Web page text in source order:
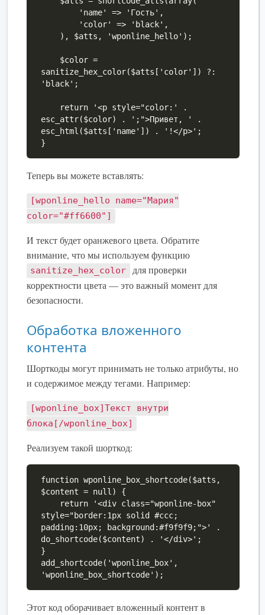
sanitize_hex_color($atts['color']) ?:
'black';
esc_attr($color) . ';">Привет, ' .
esc_html($atts['name']) . '!</p>';
}
Теперь вы можете вставлять:
[wponline_hello name="Мария"
color="#ff6600"]
И текст будет оранжевого цвета. Обратите
внимание, что мы используем функцию
sanitize_hex_color
для проверки
корректности цвета — это важный момент для
безопасности.
Обработка вложенного
контента
Шорткоды могут принимать не только атрибуты, но
и содержимое между тегами. Например:
[wponline_box]Текст внутри
блока[/wponline_box]
Реализуем такой шорткод:
function wponline_box_shortcode($atts,
$content = null) {
style="border:1px solid #ccc;
padding:10px; background:#f9f9f9;">' .
do_shortcode($content) . '</div>';
}
add_shortcode('wponline_box',
'wponline_box_shortcode');
Этот код оборачивает вложенный контент в